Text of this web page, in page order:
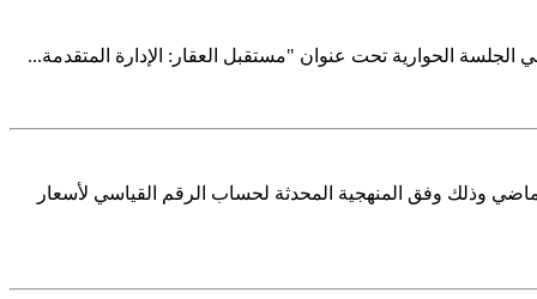
الجلسة الحوارية تحت عنوان "مستقبل العقار: الإدارة المتقدمة...
من عام 2024م والذي بلغ 2.6٪ مقارنة مع نفس الربع من العام الماضي وذلك وفق المنهجية المحدثة لحساب الرقم القياسي لأسعار